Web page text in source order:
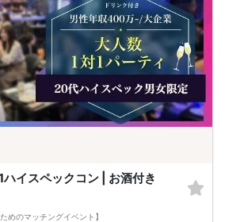
イスペックコン | お酒付き
めのマッチングイベント】